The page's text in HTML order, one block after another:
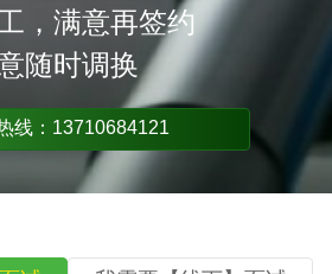
，满意再签约
随时调换
线：13710684121